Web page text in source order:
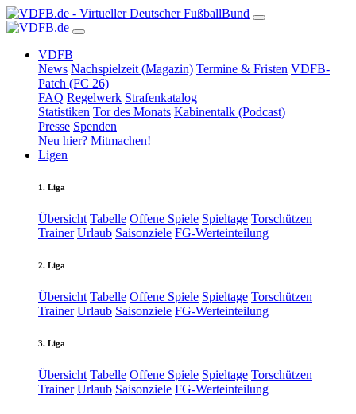
VDFB
News Nachspielzeit (Magazin) Termine & Fristen VDFB-
Patch (FC 26)
FAQ Regelwerk Strafenkatalog
Statistiken Tor des Monats Kabinentalk (Podcast)
Presse Spenden
Neu hier? Mitmachen!
Ligen
1. Liga
Übersicht Tabelle Offene Spiele Spieltage Torschützen
Trainer Urlaub Saisonziele FG-Werteinteilung
2. Liga
Übersicht Tabelle Offene Spiele Spieltage Torschützen
Trainer Urlaub Saisonziele FG-Werteinteilung
3. Liga
Übersicht Tabelle Offene Spiele Spieltage Torschützen
Trainer Urlaub Saisonziele FG-Werteinteilung